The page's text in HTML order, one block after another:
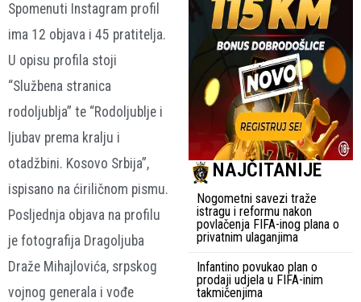
Spomenuti Instagram profil
ima 12 objava i 45 pratitelja.
U opisu profila stoji
“Službena stranica
rodoljublja” te “Rodoljublje i
ljubav prema kralju i
otadžbini. Kosovo Srbija”,
ispisano na ćiriličnom pismu.
Posljednja objava na profilu
je fotografija Dragoljuba
Draže Mihajlovića, srpskog
vojnog generala i vođe
NAJČITANIJE
Nogometni savezi traže
istragu i reformu nakon
povlačenja FIFA-inog plana o
privatnim ulaganjima
Infantino povukao plan o
prodaji udjela u FIFA-inim
takmičenjima